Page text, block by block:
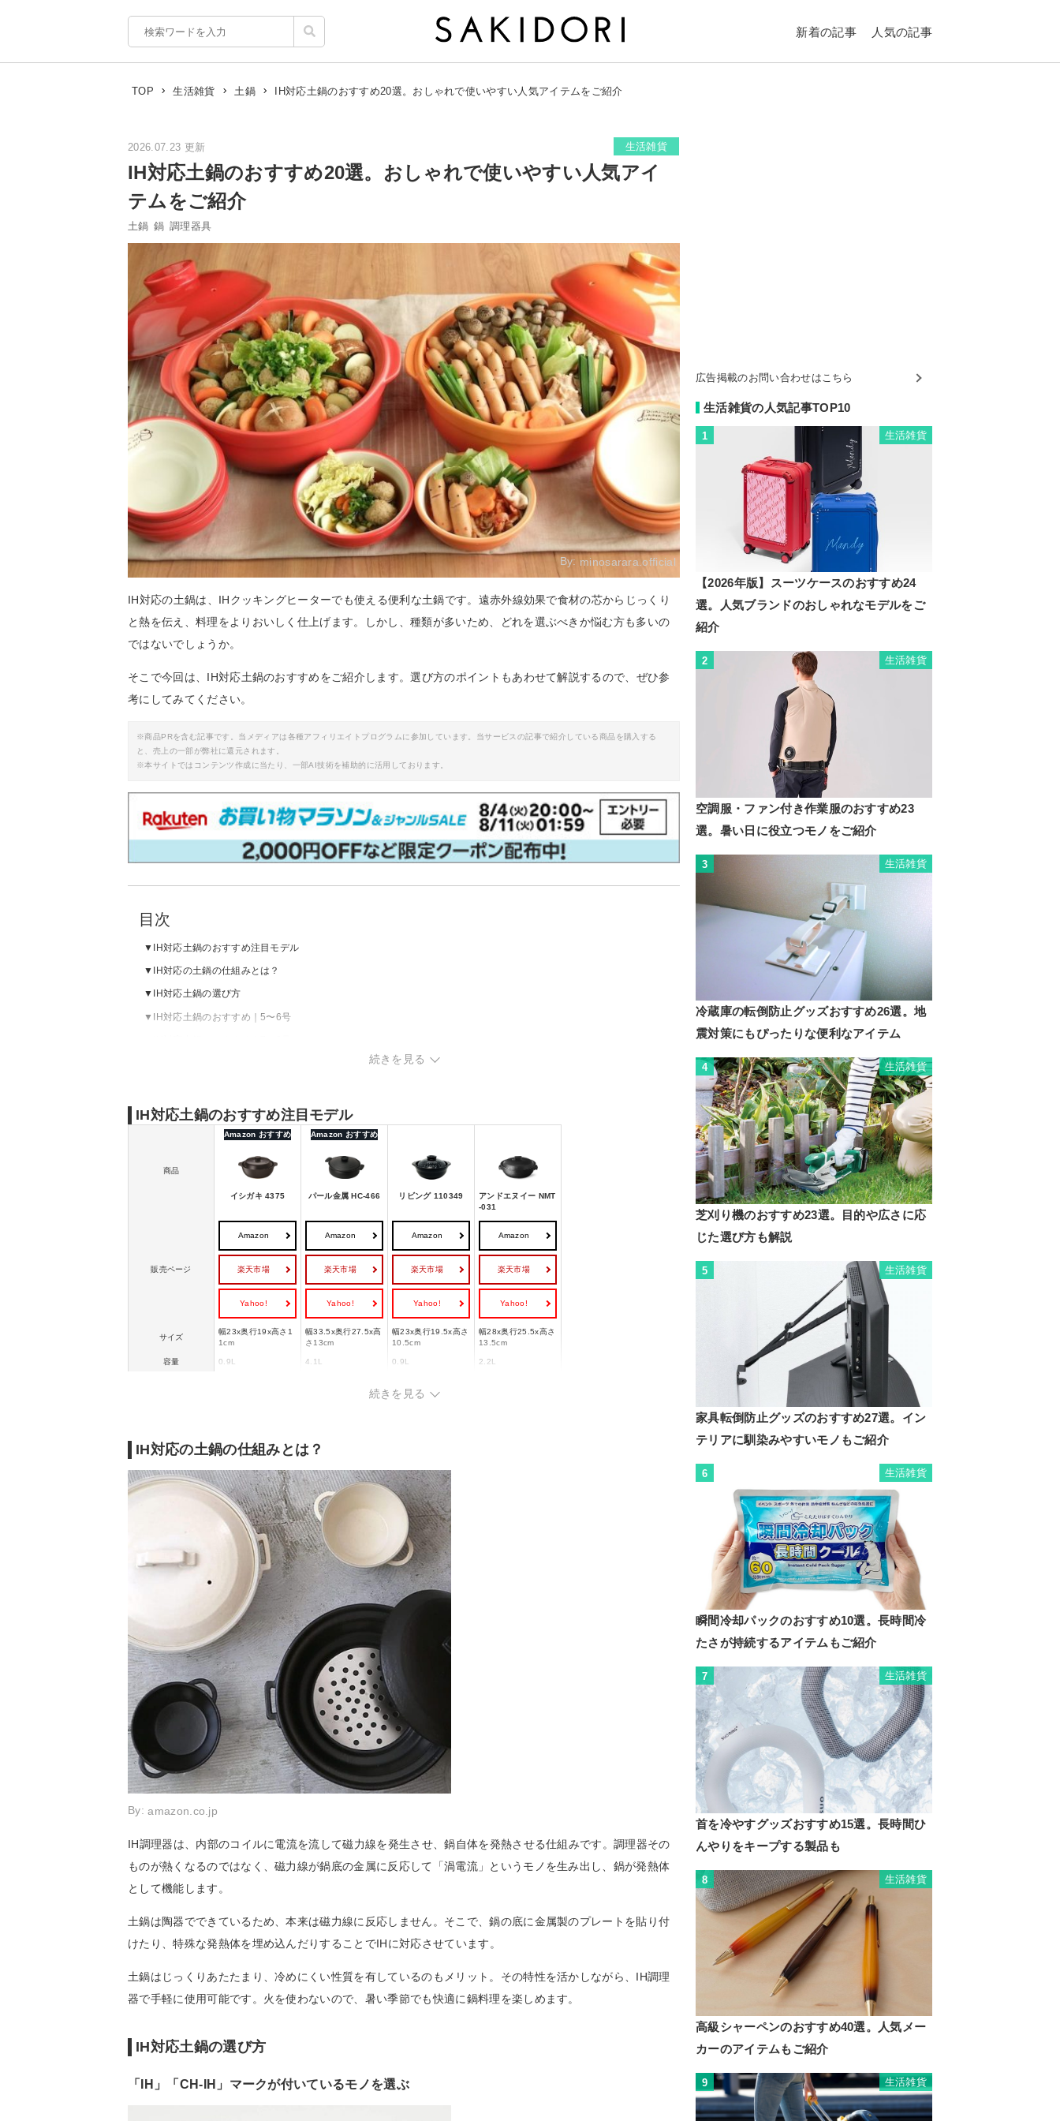
新着の記事 人気の記事
TOP 生活雑貨 土鍋 IH対応土鍋のおすすめ20選。おしゃれで使いやすい人気アイテムをご紹介
2026.07.23 更新 生活雑貨
IH対応土鍋のおすすめ20選。おしゃれで使いやすい人気アイ
テムをご紹介
土鍋 鍋 調理器具
By: minosarara.official
IH対応の土鍋は、IHクッキングヒーターでも使える便利な土鍋です。遠赤外線効果で食材の芯からじっくり
と熱を伝え、料理をよりおいしく仕上げます。しかし、種類が多いため、どれを選ぶべきか悩む方も多いの
ではないでしょうか。
そこで今回は、IH対応土鍋のおすすめをご紹介します。選び方のポイントもあわせて解説するので、ぜひ参
考にしてみてください。
※商品PRを含む記事です。当メディアは各種アフィリエイトプログラムに参加しています。当サービスの記事で紹介している商品を購入する
と、売上の一部が弊社に還元されます。
※本サイトではコンテンツ作成に当たり、一部AI技術を補助的に活用しております。
目次
IH対応土鍋のおすすめ注目モデル
IH対応の土鍋の仕組みとは？
IH対応土鍋の選び方
IH対応土鍋のおすすめ｜5〜6号
続きを見る
IH対応土鍋のおすすめ注目モデル
商品
Amazon おすすめ
イシガキ 4375
Amazon おすすめ
パール金属 HC-466 リビング 110349
アンドエヌイー NMT
-031
販売ページ
Amazon
楽天市場
Yahoo!
Amazon
楽天市場
Yahoo!
Amazon
楽天市場
Yahoo!
Amazon
楽天市場
Yahoo!
サイズ
幅23x奥行19x高さ1
1cm
幅33.5x奥行27.5x高
さ13cm
幅23x奥行19.5x高さ
10.5cm
幅28x奥行25.5x高さ
13.5cm
容量 0.9L 4.1L 0.9L 2.2L
号数
続きを見る
IH対応の土鍋の仕組みとは？
By:amazon.co.jp
IH調理器は、内部のコイルに電流を流して磁力線を発生させ、鍋自体を発熱させる仕組みです。調理器その
ものが熱くなるのではなく、磁力線が鍋底の金属に反応して「渦電流」というモノを生み出し、鍋が発熱体
として機能します。
土鍋は陶器でできているため、本来は磁力線に反応しません。そこで、鍋の底に金属製のプレートを貼り付
けたり、特殊な発熱体を埋め込んだりすることでIHに対応させています。
土鍋はじっくりあたたまり、冷めにくい性質を有しているのもメリット。その特性を活かしながら、IH調理
器で手軽に使用可能です。火を使わないので、暑い季節でも快適に鍋料理を楽しめます。
IH対応土鍋の選び方
「IH」「CH-IH」マークが付いているモノを選ぶ
広告掲載のお問い合わせはこちら
生活雑貨の人気記事TOP10
1 生活雑貨
【2026年版】スーツケースのおすすめ24
選。人気ブランドのおしゃれなモデルをご
紹介
2 生活雑貨
空調服・ファン付き作業服のおすすめ23
選。暑い日に役立つモノをご紹介
3 生活雑貨
冷蔵庫の転倒防止グッズおすすめ26選。地
震対策にもぴったりな便利なアイテム
4 生活雑貨
芝刈り機のおすすめ23選。目的や広さに応
じた選び方も解説
5 生活雑貨
家具転倒防止グッズのおすすめ27選。イン
テリアに馴染みやすいモノもご紹介
6 生活雑貨
瞬間冷却パックのおすすめ10選。長時間冷
たさが持続するアイテムもご紹介
7 生活雑貨
首を冷やすグッズおすすめ15選。長時間ひ
んやりをキープする製品も
8 生活雑貨
高級シャーペンのおすすめ40選。人気メー
カーのアイテムもご紹介
9 生活雑貨